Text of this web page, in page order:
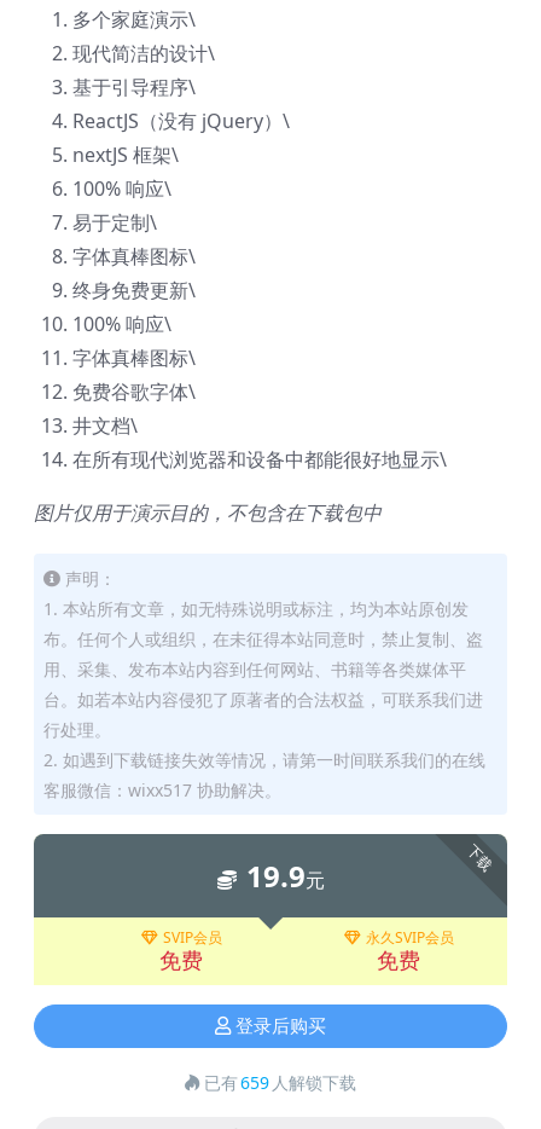
多个家庭演示\
现代简洁的设计\
基于引导程序\
ReactJS（没有 jQuery）\
nextJS 框架\
100% 响应\
易于定制\
字体真棒图标\
终身免费更新\
100% 响应\
字体真棒图标\
免费谷歌字体\
井文档\
在所有现代浏览器和设备中都能很好地显示\
图片仅用于演示目的，不包含在下载包中
声明：
1. 本站所有文章，如无特殊说明或标注，均为本站原创发
布。任何个人或组织，在未征得本站同意时，禁止复制、盗
用、采集、发布本站内容到任何网站、书籍等各类媒体平
台。如若本站内容侵犯了原著者的合法权益，可联系我们进
行处理。
2. 如遇到下载链接失效等情况，请第一时间联系我们的在线
客服微信：wixx517 协助解决。
下载
19.9元
SVIP会员
免费
永久SVIP会员
免费
登录后购买
已有659 人解锁下载